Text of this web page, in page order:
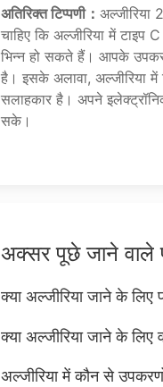
अतिरिक्त टिप्पणी： अल्जीरिया
चाहिए कि अल्जीरिया में
भिन्न हो सकते हैं। आपके
है। इसके अलावा, अल्जीरिया में
सलाहकार है। अपने
सके।
अक्सर पूछे जाने वाले
क्या अल्जीरिया जाने के लिए
क्या अल्जीरिया जाने के
अल्जीरिया में कौन से